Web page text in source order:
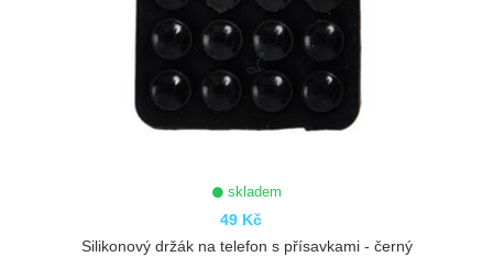
skladem
49 Kč
Silikonový držák na telefon s přísavkami - černý